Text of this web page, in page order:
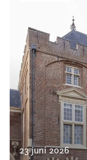
23 juni 2026